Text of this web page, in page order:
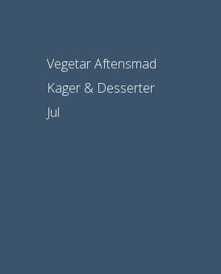
Vegetar Aftensmad
Kager & Desserter
Jul